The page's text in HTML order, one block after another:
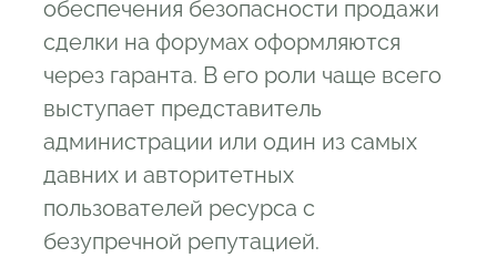
обеспечения безопасности продажи
сделки на форумах оформляются
через гаранта. В его роли чаще всего
выступает представитель
администрации или один из самых
давних и авторитетных
пользователей ресурса с
безупречной репутацией.